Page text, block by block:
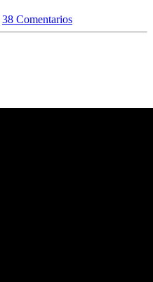
38 Comentarios